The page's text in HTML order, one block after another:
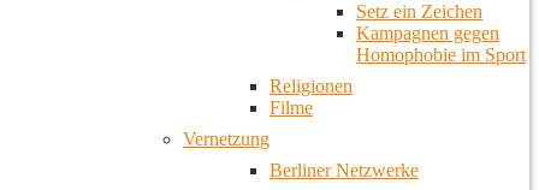
Setz ein Zeichen
Kampagnen gegen
Homophobie im Sport
Religionen
Filme
Vernetzung
Berliner Netzwerke